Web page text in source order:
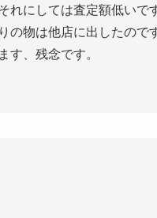
れにしては査定額低いで
の物は他店に出したので
す、残念です。